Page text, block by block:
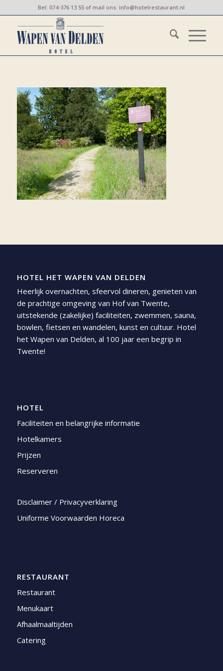
Bel: 074-376 13 55 of mail ons:info@hotelrestaurant.nl
HOTEL HET WAPEN VAN DELDEN
Heerlijk overnachten, sfeervol dineren, genieten van
de prachtige omgeving van Hof van Twente,
uitstekende (zakelijke) faciliteiten, zwemmen, sauna,
bowlen, fietsen en wandelen, kunst en cultuur. Hotel
het Wapen van Delden, al 100 jaar een begrip in
Twente!
HOTEL
Faciliteiten en belangrijke informatie
Hotelkamers
Prijzen
Reserveren
Disclaimer / Privacyverklaring
Uniforme Voorwaarden Horeca
RESTAURANT
Restaurant
Menukaart
Afhaalmaaltijden
Catering